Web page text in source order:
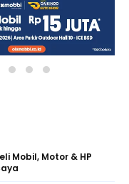
Mobil, Motor & HP